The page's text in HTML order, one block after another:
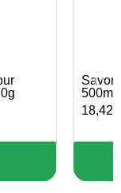
Savon
500ml
18,42